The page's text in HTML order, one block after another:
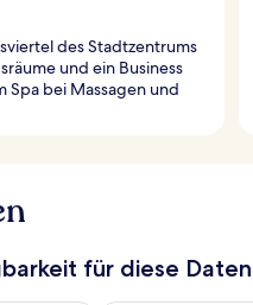
des Stadtzentrums
und ein Business
Spa bei Massagen und
für diese Daten